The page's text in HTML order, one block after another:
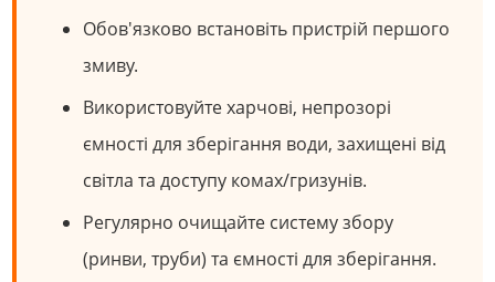
Обов'язково встановіть пристрій першого
змиву.
Використовуйте харчові, непрозорі
ємності для зберігання води, захищені від
світла та доступу комах/гризунів.
Регулярно очищайте систему збору
(ринви, труби) та ємності для зберігання.